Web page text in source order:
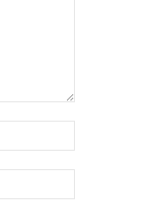
electrónico:*